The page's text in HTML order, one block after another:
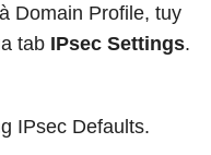
Domain Profile, tuy
tab IPsec Settings.
IPsec Defaults.